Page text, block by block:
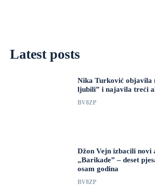
Latest posts
Nika Turković objavila
ljubili” i najavila treći
BV8ZP
Džon Vejn izbacili novi
„Barikade” – deset
osam godina
BV8ZP